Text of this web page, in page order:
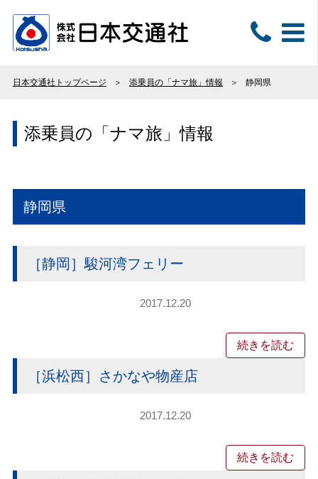
日本交通社トップページ 添乗員の「ナマ旅」情報 静岡県
添乗員の「ナマ旅」情報
静岡県
［静岡］駿河湾フェリー
2017.12.20
続きを読む
［浜松西］さかなや物産店
2017.12.20
続きを読む